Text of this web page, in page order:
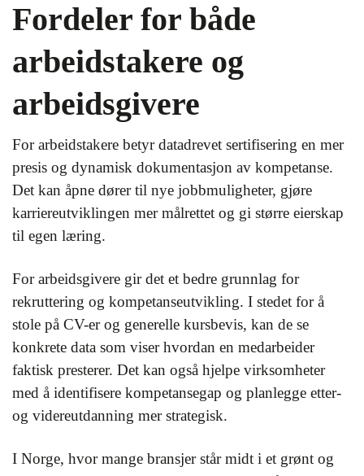
Fordeler for både
arbeidstakere og
arbeidsgivere
For arbeidstakere betyr datadrevet sertifisering en mer
presis og dynamisk dokumentasjon av kompetanse.
Det kan åpne dører til nye jobbmuligheter, gjøre
karriereutviklingen mer målrettet og gi større eierskap
til egen læring.
For arbeidsgivere gir det et bedre grunnlag for
rekruttering og kompetanseutvikling. I stedet for å
stole på CV-er og generelle kursbevis, kan de se
konkrete data som viser hvordan en medarbeider
faktisk presterer. Det kan også hjelpe virksomheter
med å identifisere kompetansegap og planlegge etter-
og videreutdanning mer strategisk.
I Norge, hvor mange bransjer står midt i et grønt og